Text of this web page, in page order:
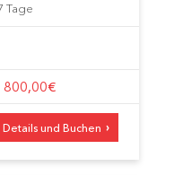
Tage
800,00€
Details und Buchen ›